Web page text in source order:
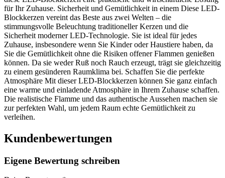
für Ihr Zuhause. Sicherheit und Gemütlichkeit in einem Diese LED-
Blockkerzen vereint das Beste aus zwei Welten – die
stimmungsvolle Beleuchtung traditioneller Kerzen und die
Sicherheit moderner LED-Technologie. Sie ist ideal für jedes
Zuhause, insbesondere wenn Sie Kinder oder Haustiere haben, da
Sie die Gemütlichkeit ohne die Risiken offener Flammen genießen
können. Da sie weder Ruß noch Rauch erzeugt, trägt sie gleichzeitig
zu einem gesünderen Raumklima bei. Schaffen Sie die perfekte
Atmosphäre Mit dieser LED-Blockkerzen können Sie ganz einfach
eine warme und einladende Atmosphäre in Ihrem Zuhause schaffen.
Die realistische Flamme und das authentische Aussehen machen sie
zur perfekten Wahl, um jedem Raum echte Gemütlichkeit zu
verleihen.
Kundenbewertungen
Eigene Bewertung schreiben